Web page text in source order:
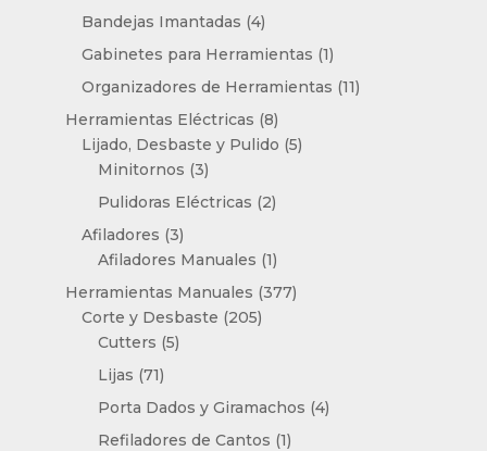
productos
Bandejas Imantadas 44
productos
Gabinetes para Herramientas 11
producto
Organizadores de Herramientas 1111
Herramientas Eléctricas 88
productos
Lijado, Desbaste y Pulido 55
Minitornos 33
productos
Pulidoras Eléctricas 22
Afiladores 33
productos
Afiladores Manuales 11
producto
Herramientas Manuales 377377
Corte y Desbaste 205205
Cutters 55
Lijas 7171
productos
Porta Dados y Giramachos 44
Refiladores de Cantos 11